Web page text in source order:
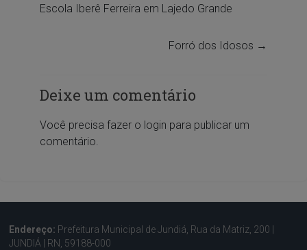
Escola Iberê Ferreira em Lajedo Grande
Forró dos Idosos →
Deixe um comentário
Você precisa fazer o login para publicar um
comentário.
Endereço: Prefeitura Municipal de Jundiá, Rua da Matriz, 200 |
JUNDIÁ | RN, 59188-000